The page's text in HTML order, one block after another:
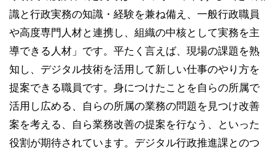
識と行政実務の知識・経験を兼ね備え、一般行政職員
や高度専門人材と連携し、組織の中核として実務を主
導できる人材」です。平たく言えば、現場の課題を熟
知し、デジタル技術を活用して新しい仕事のやり方を
提案できる職員です。身につけたことを自らの所属で
活用し広める、自らの所属の業務の問題を見つけ改善
案を考える、自ら業務改善の提案を行なう、といった
役割が期待されています。デジタル行政推進課とのつ